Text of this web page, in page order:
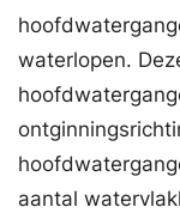
waterlopen.
aantal